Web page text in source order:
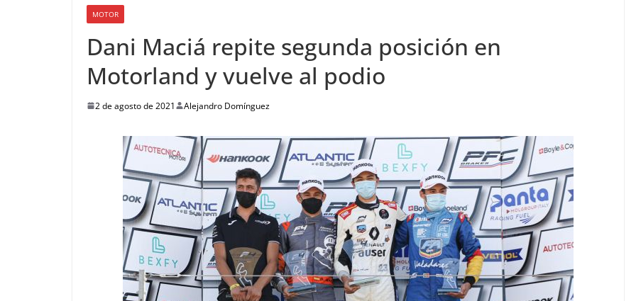
MOTOR
Dani Maciá repite segunda posición en
Motorland y vuelve al podio
2 de agosto de 2021 Alejandro Domínguez